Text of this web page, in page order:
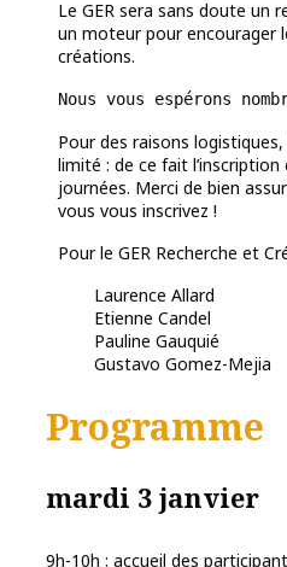
Le GER sera sans doute un
un moteur pour encourager
créations.
Nous vous espérons
Pour des raisons
limité : de ce fait
journées. Merci de bien
vous vous inscrivez !
Pour le GER Recherche et
Laurence Allard
Etienne Candel
Pauline Gauquié
Gustavo Gomez-Mejia
Programme
mardi 3 janvier
9h-10h : accueil des